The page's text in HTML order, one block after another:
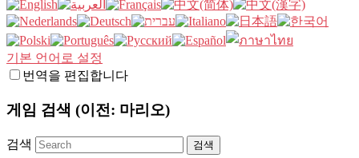
기본 언어로 설정
번역을 편집합니다
게임 검색 (이전: 마리오)
검색